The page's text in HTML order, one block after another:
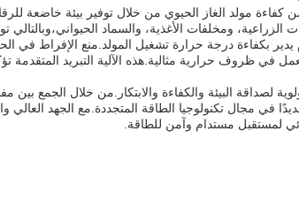
مولد الغاز الحيوي من خلال توفير بيئة خاضعة
ومخلفات الأغذية، والسماد
يدير بكفاءة درجة حرارة تشغيل المولد.منع الإفراط في
ظروف حرارية مثالية.هذه الآلية التبريد المتقدمة
لصداقة البيئة والكفاءة والابتكار.من خلال الجمع
في مجال تكنولوجيا الطاقة المتجددة.مع الجهد
لمستقبل مستدام وآمن للطاقة.